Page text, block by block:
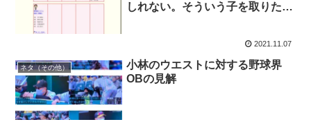
しれない。そういう子を取りた
2021.11.07
ネタ（その他）
小林のウエストに対する野球界
OBの見解